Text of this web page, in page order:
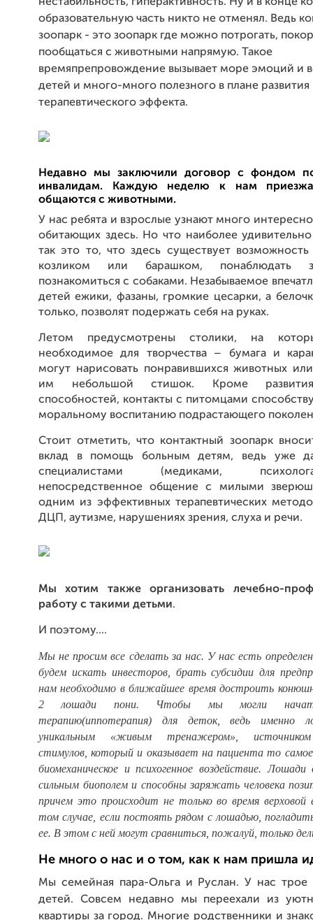
образовательную часть никто не отменял. Ведь
зоопарк - это зоопарк где можно потрогать,
пообщаться с животными напрямую. Такое
времяпрепровождение вызывает море эмоций и
детей и много-много полезного в плане развития
терапевтического эффекта.
Недавно мы заключили договор с фондом
инвалидам. Каждую неделю к нам
общаются с животными.
У нас ребята и взрослые узнают много
обитающих здесь. Но что наиболее
так это то, что здесь существует возможность
козликом или барашком, понаблюдать
познакомиться с собаками. Незабываемое
детей ежики, фазаны, громкие цесарки, а
только, позволят подержать себя на руках.
Летом предусмотрены столики, на
необходимое для творчества – бумага и
могут нарисовать понравившихся животных
им небольшой стишок. Кроме развития
способностей, контакты с питомцами
моральному воспитанию подрастающего
Стоит отметить, что контактный зоопарк
вклад в помощь больным детям, ведь уже
специалистами (медиками,
непосредственное общение с милыми
одним из эффективных терапевтических
ДЦП, аутизме, нарушениях зрения, слуха и речи.
Мы хотим также организовать лечебно-
работу с такими детьми.
И поэтому....
Мы не просим все сделать за нас. У нас есть
будем искать инвесторов, брать субсидии для
нам необходимо в ближайшее время достроить
2 лошади пони. Чтобы мы могли
терапию(иппотерапия) для деток, ведь именно
уникальным «живым тренажером», источником
стимулов, который и оказывает на пациента то
биомеханическое и психогенное воздействие. Лошади
сильным биополем и способны заряжать человека
причем это происходит не только во время
том случае, если постоять рядом с лошадью,
ее. В этом с ней могут сравниться, пожалуй, только
Не много о нас и о том, как к нам пришла
Мы семейная пара-Ольга и Руслан. У нас трое
детей. Совсем недавно мы переехали из
квартиры за город. Многие родственники и